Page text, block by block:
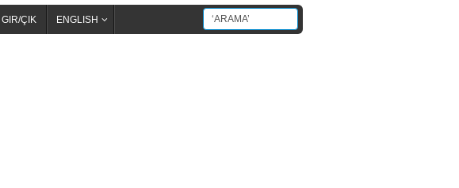
GIR/ÇIK ENGLISH